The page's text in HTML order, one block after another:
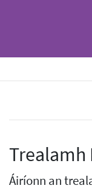
Trealamh
Áiríonn an